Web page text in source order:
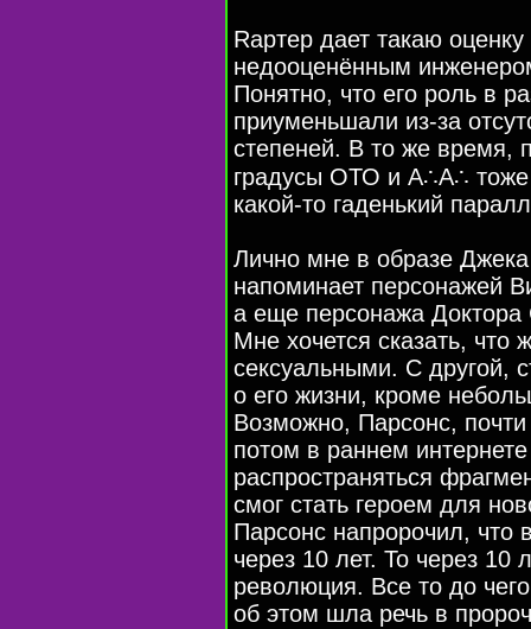
Rартер дает такаю
недооценённым
Понятно, что его роль в
приуменьшали из-за
степеней. В то же время,
градусы ОТО и A∴A∴ тоже
какой-то гаденький
Лично мне в образе
напоминает персонажей
а еще персонажа
Мне хочется сказать, что
сексуальными. С другой,
о его жизни, кроме
Возможно, Парсонс, почти
потом в раннем
распространяться
смог стать героем для
Парсонс напророчил, что
через 10 лет. То через 10
революция. Все то до
об этом шла речь в